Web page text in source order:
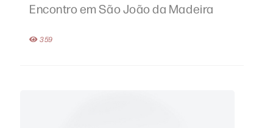
Encontro em São João da Madeira
359